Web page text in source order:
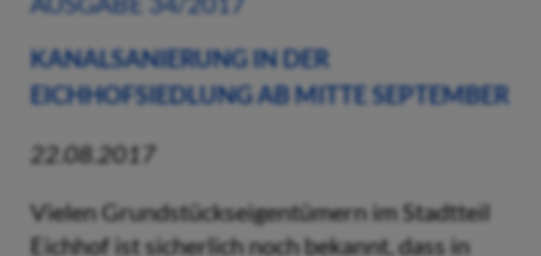
KANALSANIERUNG IN DER
EICHHOFSIEDLUNG AB MITTE SEPTEMBER
22.08.2017
Vielen Grundstückseigentümern im Stadtteil
Eichhof ist sicherlich noch bekannt, dass in